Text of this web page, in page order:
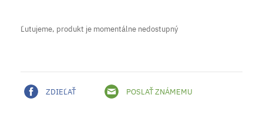
Ľutujeme, produkt je momentálne nedostupný
ZDIEĽAŤ POSLAŤ ZNÁMEMU